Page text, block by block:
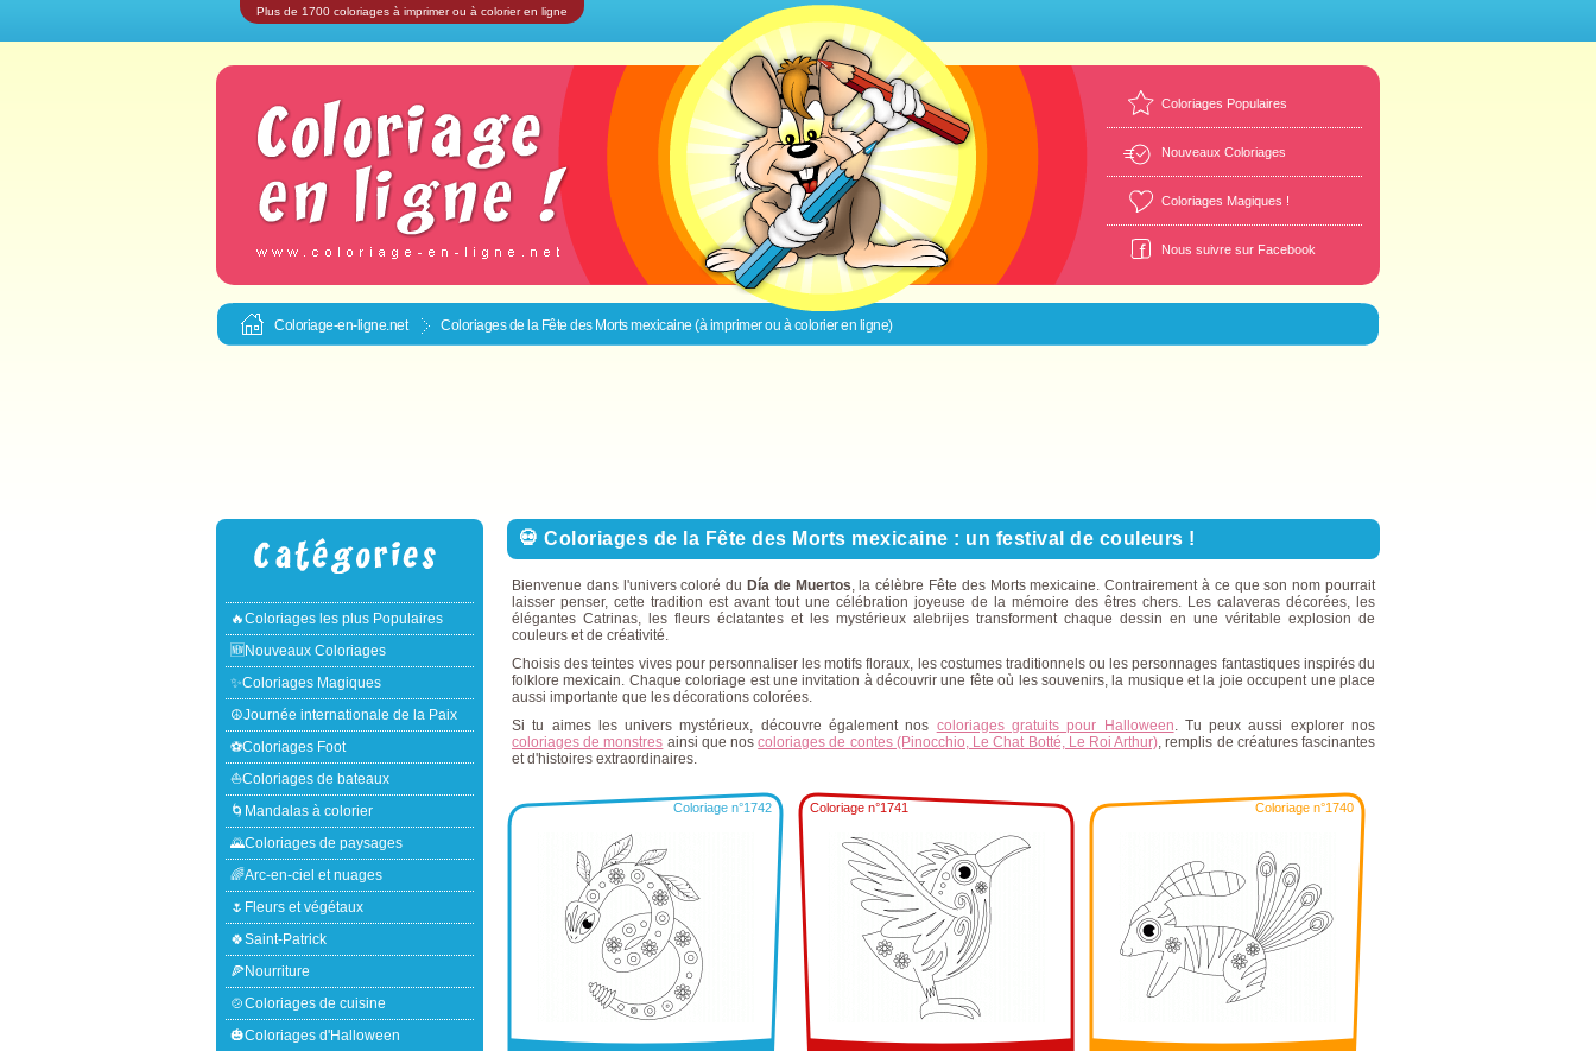
Plus de 1700 coloriages à imprimer ou à colorier en ligne
Coloriages Populaires
Nouveaux Coloriages
Coloriages Magiques !
Nous suivre sur Facebook
Coloriage-en-ligne.net Coloriages de la Fête des Morts mexicaine (à imprimer ou à colorier en ligne)
🔥Coloriages les plus Populaires
🆕Nouveaux Coloriages
✨Coloriages Magiques
☮Journée internationale de la Paix
⚽Coloriages Foot
⛵Coloriages de bateaux
🌀Mandalas à colorier
🌄Coloriages de paysages
🌈Arc-en-ciel et nuages
🌷Fleurs et végétaux
🍀Saint-Patrick
🍕Nourriture
🍲Coloriages de cuisine
🎃Coloriages d'Halloween
💀 Coloriages de la Fête des Morts mexicaine : un festival de couleurs !
Bienvenue dans l'univers coloré du Día de Muertos, la célèbre Fête des Morts mexicaine. Contrairement à ce que son nom pourrait
laisser penser, cette tradition est avant tout une célébration joyeuse de la mémoire des êtres chers. Les calaveras décorées, les
élégantes Catrinas, les fleurs éclatantes et les mystérieux alebrijes transforment chaque dessin en une véritable explosion de
couleurs et de créativité.
Choisis des teintes vives pour personnaliser les motifs floraux, les costumes traditionnels ou les personnages fantastiques inspirés du
folklore mexicain. Chaque coloriage est une invitation à découvrir une fête où les souvenirs, la musique et la joie occupent une place
aussi importante que les décorations colorées.
Si tu aimes les univers mystérieux, découvre également nos coloriages gratuits pour Halloween. Tu peux aussi explorer nos
coloriages de monstres ainsi que noscoloriages de contes (Pinocchio, Le Chat Botté, Le Roi Arthur), remplis de créatures fascinantes
et d'histoires extraordinaires.
Coloriage n°1742 Coloriage n°1741 Coloriage n°1740